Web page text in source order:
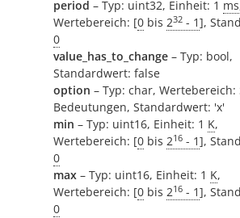
period – Typ: uint32, Einheit: 1 ms
Wertebereich: [0 bis 232 - 1],
0
value_has_to_change – Typ: bool,
Standardwert: false
option – Typ: char, Wertebereich:
Bedeutungen, Standardwert: 'x'
min – Typ: uint16, Einheit: 1 K,
Wertebereich: [0 bis 216 - 1],
0
max – Typ: uint16, Einheit: 1 K,
Wertebereich: [0 bis 216 - 1],
0